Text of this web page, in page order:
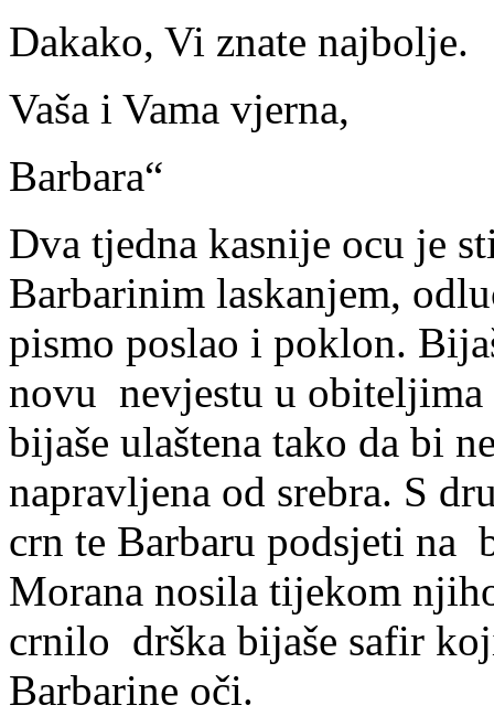
Dakako, Vi znate najbolje.
Vaša i Vama vjerna,
Barbara“
Dva tjedna kasnije ocu je
Barbarinim laskanjem,
pismo poslao i poklon.
novu nevjestu u obiteljima
bijaše ulaštena tako da bi
napravljena od srebra. S
crn te Barbaru podsjeti na
Morana nosila tijekom
crnilo drška bijaše safir
Barbarine oči.